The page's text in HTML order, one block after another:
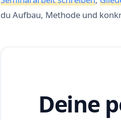
du Aufbau, Methode und
Deine